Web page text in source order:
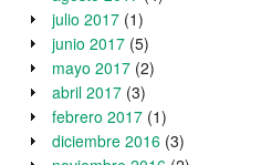
julio 2017 (1)
junio 2017 (5)
mayo 2017 (2)
abril 2017 (3)
febrero 2017 (1)
diciembre 2016 (3)